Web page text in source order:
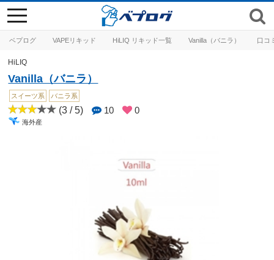
ベプログ VAPEリキッド HiLIQ リキッド一覧 Vanilla（バニラ） 口コ
toggle
navigation
HiLIQ
Vanilla（バニラ）
スイーツ系 バニラ系
(3 / 5) 10 0
海外産